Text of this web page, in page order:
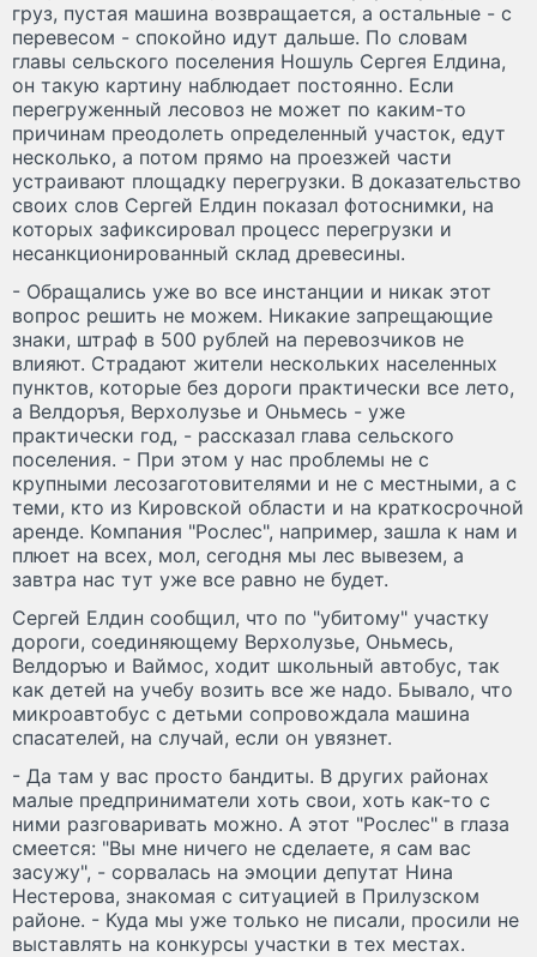
груз, пустая машина возвращается, а остальные - с
перевесом - спокойно идут дальше. По словам
главы сельского поселения Ношуль Сергея Елдина,
он такую картину наблюдает постоянно. Если
перегруженный лесовоз не может по каким-то
причинам преодолеть определенный участок, едут
несколько, а потом прямо на проезжей части
устраивают площадку перегрузки. В доказательство
своих слов Сергей Елдин показал фотоснимки, на
которых зафиксировал процесс перегрузки и
несанкционированный склад древесины.
- Обращались уже во все инстанции и никак этот
вопрос решить не можем. Никакие запрещающие
знаки, штраф в 500 рублей на перевозчиков не
влияют. Страдают жители нескольких населенных
пунктов, которые без дороги практически все лето,
а Велдоръя, Верхолузье и Оньмесь - уже
практически год, - рассказал глава сельского
поселения. - При этом у нас проблемы не с
крупными лесозаготовителями и не с местными, а с
теми, кто из Кировской области и на краткосрочной
аренде. Компания "Рослес", например, зашла к нам и
плюет на всех, мол, сегодня мы лес вывезем, а
завтра нас тут уже все равно не будет.
Сергей Елдин сообщил, что по "убитому" участку
дороги, соединяющему Верхолузье, Оньмесь,
Велдоръю и Ваймос, ходит школьный автобус, так
как детей на учебу возить все же надо. Бывало, что
микроавтобус с детьми сопровождала машина
спасателей, на случай, если он увязнет.
- Да там у вас просто бандиты. В других районах
малые предприниматели хоть свои, хоть как-то с
ними разговаривать можно. А этот "Рослес" в глаза
смеется: "Вы мне ничего не сделаете, я сам вас
засужу", - сорвалась на эмоции депутат Нина
Нестерова, знакомая с ситуацией в Прилузском
районе. - Куда мы уже только не писали, просили не
выставлять на конкурсы участки в тех местах.